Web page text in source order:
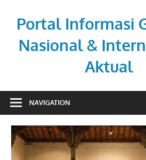
contentPortal Informasi
Nasional &
Aktual
berita
untuk
pembaca
aktif.
NAVIGATION